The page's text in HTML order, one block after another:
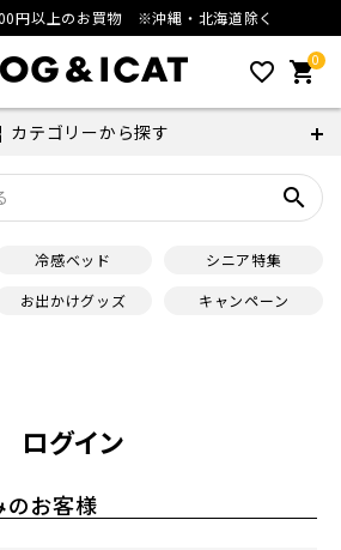
円以上のお買物 ※沖縄・北海道除く
favorite_outline 0
shopping_cart
カテゴリーから探す
search
冷感ベッド
シニア特集
お出かけグッズ キャンペーン
ログイン
のお客様